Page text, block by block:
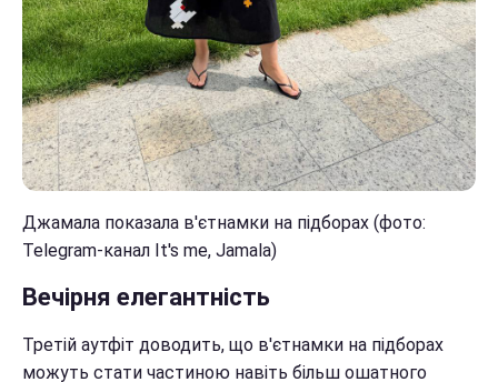
Джамала показала в'єтнамки на підборах (фото:
Telegram-канал It's me, Jamala)
Вечірня елегантність
Третій аутфіт доводить, що в'єтнамки на підборах
можуть стати частиною навіть більш ошатного